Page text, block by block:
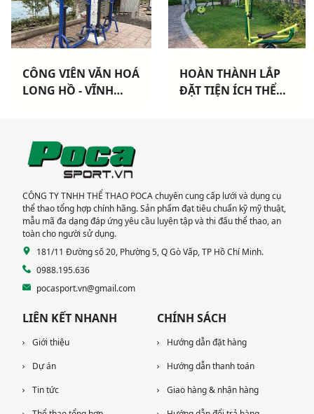
CÔNG VIÊN VĂN HOÁ
LONG HỒ - VĨNH
thao cao cấp
HOÀN THÀNH LẮP
ĐẶT TIỆN ÍCH THỂ
CÔNG TY TNHH THỂ THAO POCA chuyên cung cấp lưới và dụng cụ
thể thao tổng hợp chính hãng. Sản phẩm đạt tiêu chuẩn kỹ mỹ thuật,
mẫu mã đa dạng đáp ứng yêu cầu luyện tập và thi đấu thể thao, an
toàn cho người sử dụng.
181/11 Đường số 20, Phường 5, Q Gò Vấp, TP Hồ Chí Minh.
0988.195.636
pocasport.vn@gmail.com
LIÊN KẾT NHANH
Giới thiệu
Dự án
Tin tức
CHÍNH SÁCH
Hướng dẫn đặt hàng
Hướng dẫn thanh toán
Giao hàng & nhận hàng